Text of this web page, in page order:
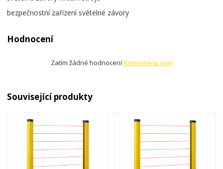
bezpečnostní zařízení světelné závory
Hodnocení
Zatím žádné hodnocení Komentovat nyní
Související produkty